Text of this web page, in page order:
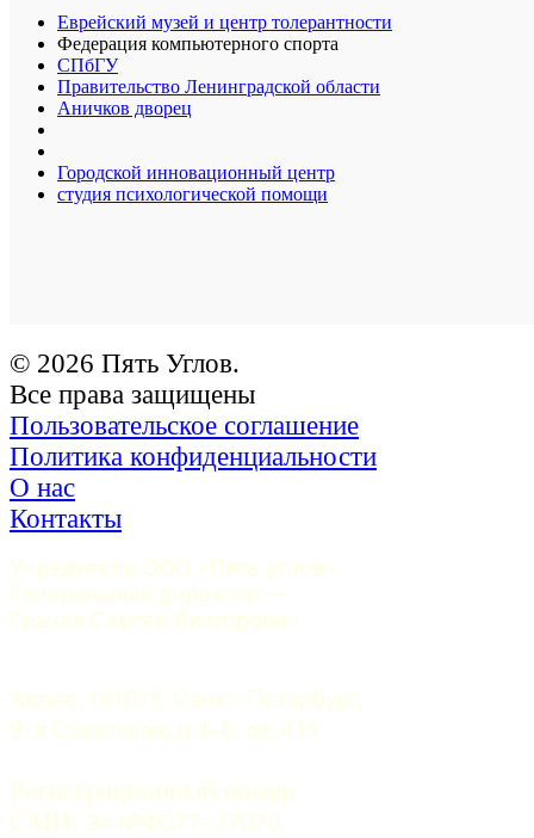
Еврейский музей и центр толерантности
Федерация компьютерного спорта
СПбГУ
Правительство Ленинградской области
Аничков дворец
Городской инновационный центр
студия психологической помощи
© 2026 Пять Углов.
Все права защищены
Пользовательское соглашение
Политика конфиденциальности
О нас
Контакты
Учредитель ООО «Пять углов».
Генеральный директор —
Грачев Сергей Викторович
Адрес: 191015, Санкт-Петербург,
9-я Советская, д.4-6, оф.415
Регистрационный номер
СМИ: Эл №ФС77-37070.